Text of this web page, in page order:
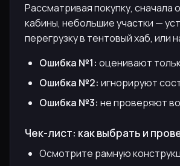
Рассматривая покупку,
кабины, небольшие участки —
перегрузку в тентовый хаб, или
Ошибка №1: оценивают
Ошибка №2: игнорируют
Ошибка №3: не проверяют
Чек-лист: как выбрать и
Осмотрите рамную